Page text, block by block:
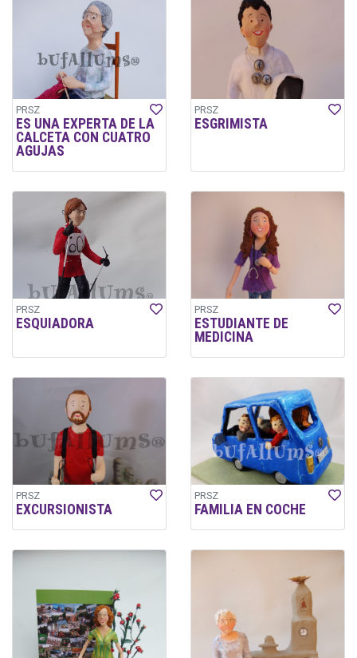
PRSZ
ES UNA EXPERTA DE LA
CALCETA CON CUATRO
AGUJAS
PRSZ
ESGRIMISTA
PRSZ
ESQUIADORA
PRSZ
ESTUDIANTE DE
MEDICINA
PRSZ
EXCURSIONISTA
PRSZ
FAMILIA EN COCHE